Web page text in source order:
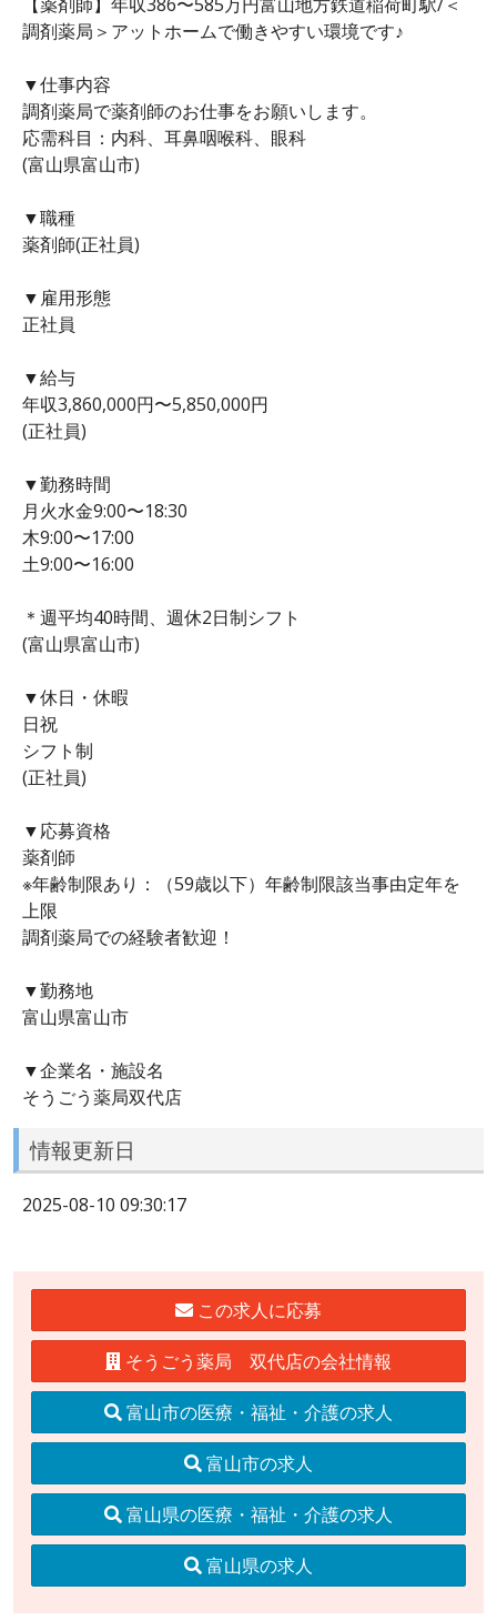
調剤薬局＞アットホームで働きやすい環境です♪
▼仕事内容
調剤薬局で薬剤師のお仕事をお願いします。
応需科目：内科、耳鼻咽喉科、眼科
(富山県富山市)
▼職種
薬剤師(正社員)
▼雇用形態
正社員
▼給与
年収3,860,000円〜5,850,000円
(正社員)
▼勤務時間
月火水金9:00〜18:30
木9:00〜17:00
土9:00〜16:00
＊週平均40時間、週休2日制シフト
(富山県富山市)
▼休日・休暇
日祝
シフト制
(正社員)
▼応募資格
薬剤師
※年齢制限あり：（59歳以下）年齢制限該当事由定年を
上限
調剤薬局での経験者歓迎！
▼勤務地
富山県富山市
▼企業名・施設名
そうごう薬局双代店
情報更新日
2025-08-10 09:30:17
この求人に応募
そうごう薬局 双代店の会社情報
富山市の医療・福祉・介護の求人
富山市の求人
富山県の医療・福祉・介護の求人
富山県の求人